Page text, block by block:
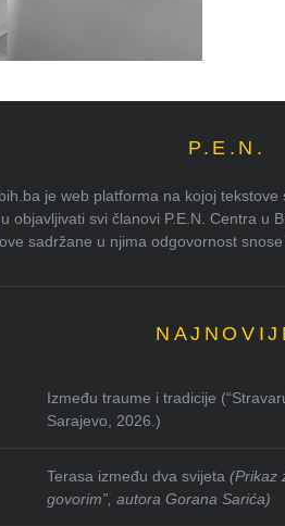
P.E.N.
je web platforma na kojoj
objavljivati svi članovi P.E.N. Centra u
sadržane u njima odgovornost snose
Između traume i tradicije
Sarajevo, 2026.)
Terasa između dva svijeta(Prikaz
govorim”, autora Gorana Sarića)